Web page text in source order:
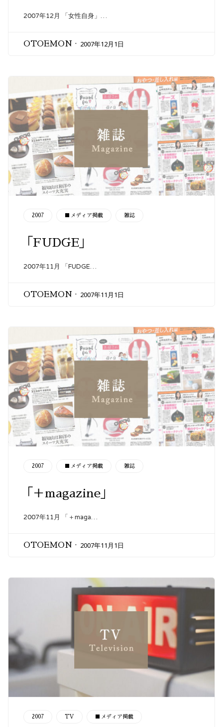
2007年12月 「女性自身」…
OTOEMON 2007年12月1日
CATEGORY
2007 ■メディア掲載 雑誌
「FUDGE」
2007年11月 「FUDGE…
OTOEMON 2007年11月1日
CATEGORY
2007 ■メディア掲載 雑誌
「＋magazine」
2007年11月 「＋maga…
OTOEMON 2007年11月1日
CATEGORY
2007 TV ■メディア掲載